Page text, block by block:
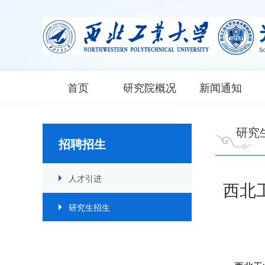
首页 研究院概况 新闻通知
招聘招生
人才引进
研究生招生
研究
西北